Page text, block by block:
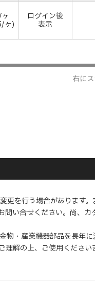
ヶ)
ログイン後
表示
右に
を行う場合があります
い合せください。尚、
・産業機器部品を長年
解の上、ご使用ください